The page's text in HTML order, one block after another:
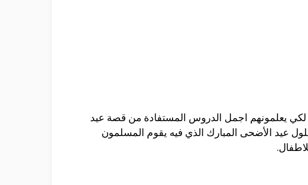
يعلمونهم اجمل الدروس المستفادة من قصة عيد
عيد الأضحى المبارك الذي فيه يقوم المسلمون